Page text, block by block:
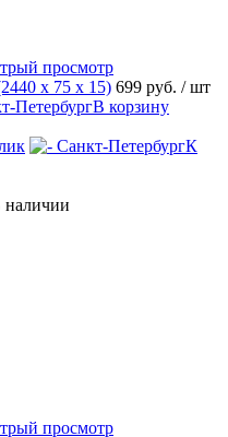
просмотр
х 75 х 15) 699 руб. / шт
В корзину
К
наличии
просмотр